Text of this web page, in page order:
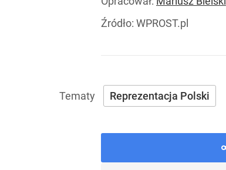
Źródło: WPROST.pl
Reprezentacja Polski